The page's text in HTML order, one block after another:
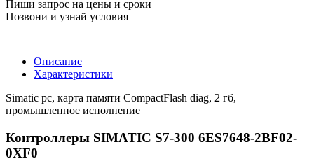
Пиши запрос на цены и сроки
Позвони и узнай условия
Описание
Характеристики
Simatic pc, карта памяти CompactFlash diag, 2 гб,
промышленное исполнение
Контроллеры SIMATIC S7-300 6ES7648-2BF02-
0XF0